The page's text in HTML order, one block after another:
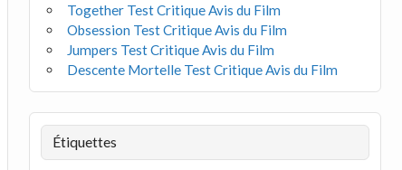
Together Test Critique Avis du Film
Obsession Test Critique Avis du Film
Jumpers Test Critique Avis du Film
Descente Mortelle Test Critique Avis du Film
Étiquettes